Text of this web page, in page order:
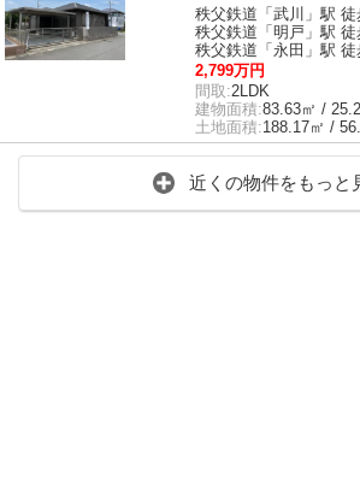
秩父鉄道「武川」駅 徒
秩父鉄道「明戸」駅 徒
秩父鉄道「永田」駅 徒
2,799万円
間取:2LDK
建物面積:83.63㎡ /
土地面積:188.17㎡ /
近くの物件をもっと